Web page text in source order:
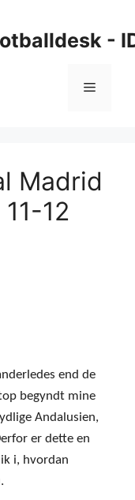
-
Menu
Madrid
12
end de
begyndt mine
Andalusien,
er dette en
i, hvordan